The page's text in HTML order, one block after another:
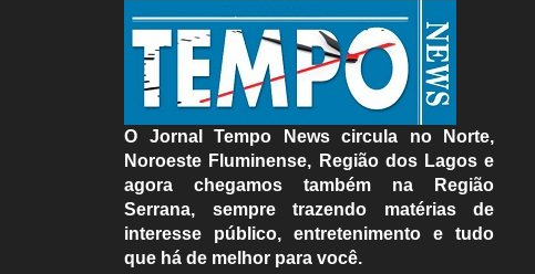
O Jornal Tempo News circula no Norte,
Noroeste Fluminense, Região dos Lagos e
agora chegamos também na Região
Serrana, sempre trazendo matérias de
interesse público, entretenimento e tudo
que há de melhor para você.